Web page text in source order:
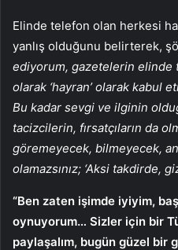
Elinde telefon olan herkesi
yanlış olduğunu belirterek,
ediyorum, gazetelerin
olarak ‘hayran’ olarak kabul
Bu kadar sevgi ve ilginin
tacizcilerin, fırsatçıların da
göremeyecek, bilmeyecek,
olamazsınız; ‘Aksi takdirde,
“Ben zaten işimde iyiyim,
oynuyorum… Sizler için bir
paylaşalım, bugün güzel bir